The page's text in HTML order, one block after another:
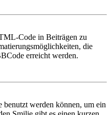
Code in Beiträgen zu
die
erreicht werden.
werden können, um ein